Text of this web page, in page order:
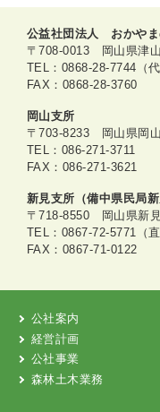
公益社団法人 おかやま
〒708-0013 岡山県津
TEL：0868-28-7744（代
FAX：0868-28-3760
岡山支所
〒703-8233 岡山県岡
TEL：086-271-3711
FAX：086-271-3621
新見支所（備中県民局新
〒718-8550 岡山県新
TEL：0867-72-5771（直
FAX：0867-71-0122
公社案内
経営計画
公社事業
森林土木業務